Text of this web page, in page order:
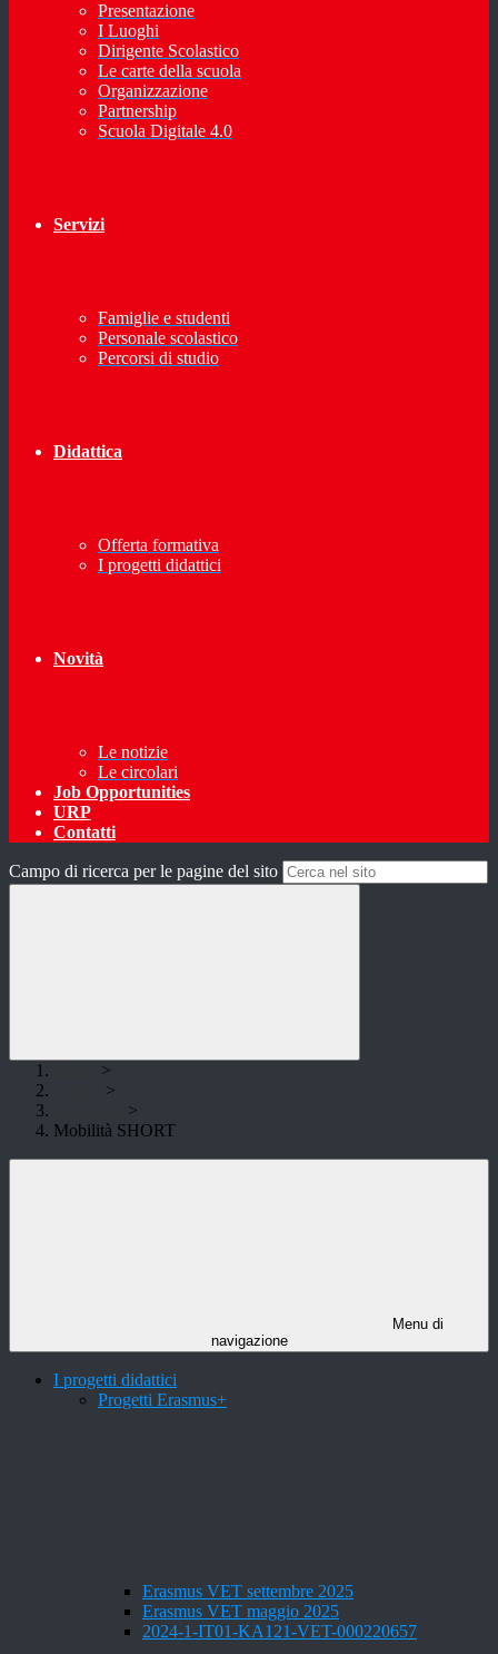
Presentazione
I Luoghi
Dirigente Scolastico
Le carte della scuola
Organizzazione
Partnership
Scuola Digitale 4.0
Servizi
Famiglie e studenti
Personale scolastico
Percorsi di studio
Didattica
Offerta formativa
I progetti didattici
Novità
Le notizie
Le circolari
Job Opportunities
URP
Contatti
Campo di ricerca per le pagine del sito
>
>
>
Mobilità SHORT
Menu di
navigazione
I progetti didattici
Progetti Erasmus+
Erasmus VET settembre 2025
Erasmus VET maggio 2025
2024-1-IT01-KA121-VET-000220657